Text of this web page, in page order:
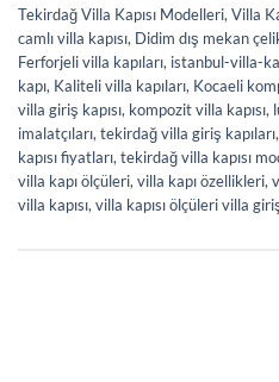
Tekirdağ Villa Kapısı Modelleri, Villa
camlı villa kapısı, Didim dış mekan
Ferforjeli villa kapıları, istanbul-villa-
kapı, Kaliteli villa kapıları, Kocaeli
villa giriş kapısı, kompozit villa kapısı,
imalatçıları, tekirdağ villa giriş kapıları,
kapısı fiyatları, tekirdağ villa kapısı
villa kapı ölçüleri, villa kapı özellikleri,
villa kapısı, villa kapısı ölçüleri villa